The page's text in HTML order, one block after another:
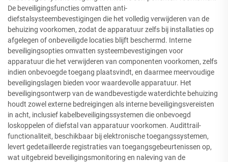
De beveiligingsfuncties omvatten anti-
diefstalsysteembevestigingen die het volledig verwijderen van de
behuizing voorkomen, zodat de apparatuur zelfs bij installaties op
afgelegen of onbeveiligde locaties blijft beschermd. Interne
beveiligingsopties omvatten systeembevestigingen voor
apparatuur die het verwijderen van componenten voorkomen, zelfs
indien onbevoegde toegang plaatsvindt, en daarmee meervoudige
beveiligingslagen bieden voor waardevolle apparatuur. Het
beveiligingsontwerp van de wandbevestigde waterdichte behuizing
houdt zowel externe bedreigingen als interne beveiligingsvereisten
in acht, inclusief kabelbeveiligingssystemen die onbevoegd
loskoppelen of diefstal van apparatuur voorkomen. Audittrail-
functionaliteit, beschikbaar bij elektronische toegangssystemen,
levert gedetailleerde registraties van toegangsgebeurtenissen op,
wat uitgebreid beveiligingsmonitoring en naleving van de